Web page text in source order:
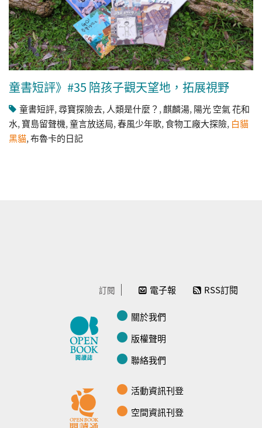
童書短評》#35 陪孩子觀天望地，拓展視野
童書短評,尋寶探險去, 人類是什麼？ , 麒麟湯, 陽光 空氣 花和
水, 寶島留聲機,童言放送局,春風少年歌,食物工廠大探險, 白貓
黑貓,布魯卡的日記
訂閱 電子報 RSS訂閱
關於我們
版權聲明
聯絡我們
活動資訊刊登
空間資訊刊登